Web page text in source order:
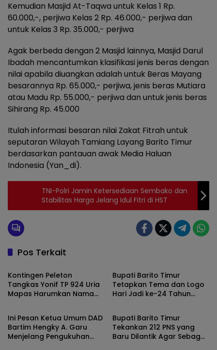
Kemudian Masjid At-Taqwa untuk Kelas 1 Rp.
60.000,-, perjiwa Kelas 2 Rp. 46.000,- perjiwa dan
untuk Kelas 3 Rp. 35.000,- perjiwa
Agak berbeda dengan 2 Masjid lainnya, Masjid Darul
Ibadah mencantumkan klasifikasi jenis beras dengan
nilai apabila diuangkan adalah untuk Beras Mayang
besarannya Rp. 65.000,- perjiwa, jenis beras Mutiara
atau Madu Rp. 55.000,- perjiwa dan untuk jenis beras
Sihirang Rp. 45.000
Itulah informasi besaran nilai Zakat Fitrah untuk
seputaran Wilayah Tamiang Layang Barito Timur
berdasarkan pantauan awak Media Haluan
Indonesia (Yan_di).
TNI-Polri Jamin Ketersediaan Sembako dan
Stabilitas Harga Jelang Idul Fitri di HST
Pos Terkait
Barito Timur
Kontingen Peleton
Tangkas Yonif TP 924 Uria
Mapas Harumkan Nama
Heroiknya !!
Bupati Barito Timur
Tetapkan Tema dan Logo
Hari Jadi ke-24 Tahun
Barito Timur
Ini Pesan Ketua Umum DAD
Bartim Hengky A. Garu
Menjelang Pengukuhan
Barito Timur
Bupati Barito Timur
Tekankan 212 PNS yang
Baru Dilantik Agar Sebagai
Barito Timur Barito Timur